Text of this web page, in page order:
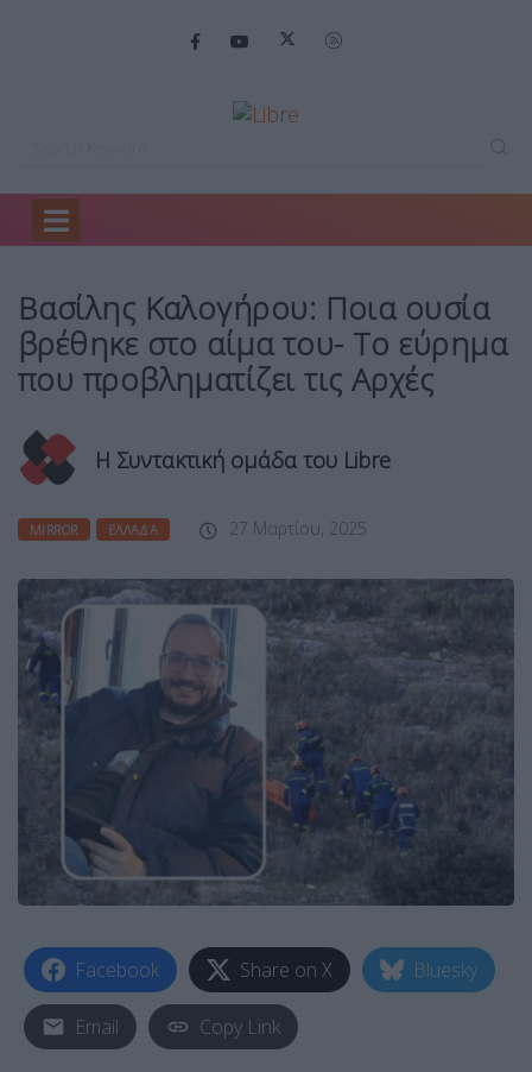
Home
Βασίλης Καλογήρου: Ποια ουσία
βρέθηκε στο αίμα του- Το εύρημα
που προβληματίζει τις Αρχές
Η Συντακτική ομάδα του Libre
MIRROR ΕΛΛΆΔΑ 27 Μαρτίου, 2025
Facebook Share on X Bluesky
Email Copy Link